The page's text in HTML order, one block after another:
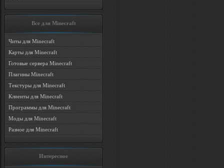
Все для Minecraft
Читы для Minecraft
Карты для Minecraft
Готовые сервера Minecraft
Плагины Minecraft
Текстуры для Minecraft
Клиенты для Minecraft
Программы для Minecraft
Моды для Minecraft
Разное для Minecraft
Интересное